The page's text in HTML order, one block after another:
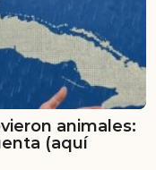
animales:
(aquí